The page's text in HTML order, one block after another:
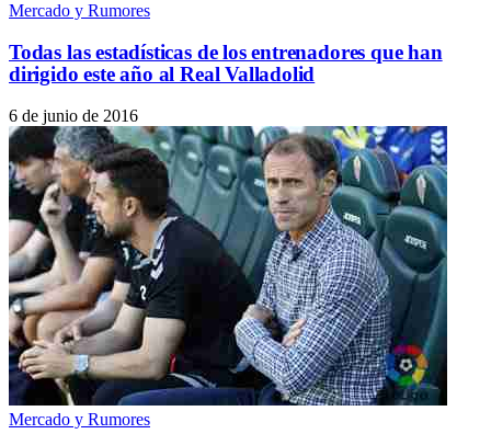
Mercado y Rumores
Todas las estadísticas de los entrenadores que han
dirigido este año al Real Valladolid
6 de junio de 2016
Mercado y Rumores